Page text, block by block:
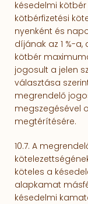
késedelmi
kötbérfizetési
nyenként és
díjának az 1 %-
kötbér
jogosult a jelen
választása
megrendelő
megsze­gésével
megtérítésére.
10.7. A
köteles a
alapkamat
késedelmi